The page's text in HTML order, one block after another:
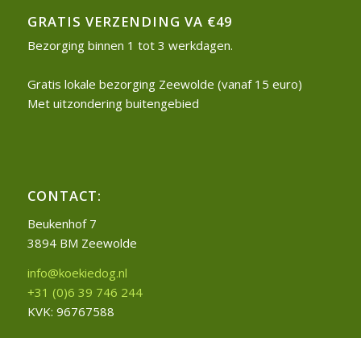
GRATIS VERZENDING VA €49
Bezorging binnen 1 tot 3 werkdagen.
Gratis lokale bezorging Zeewolde (vanaf 15 euro)
Met uitzondering buitengebied
CONTACT:
Beukenhof 7
3894 BM Zeewolde
info@koekiedog.nl
+31 (0)6 39 746 244
KVK: 96767588